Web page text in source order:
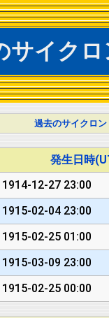
サイクロ
過去のサイクロン
発生日時
1914-12-27 23:00
1915-02-04 23:00
1915-02-25 01:00
1915-03-09 23:00
1915-02-25 00:00